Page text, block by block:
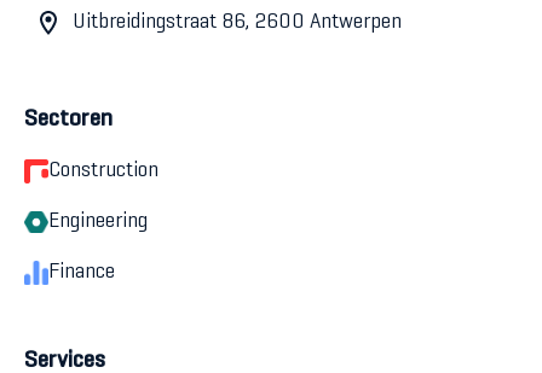
Uitbreidingstraat 86, 2600 Antwerpen
Sectoren
Construction
Engineering
Finance
Services